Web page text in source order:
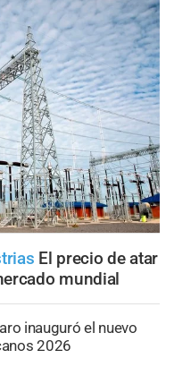
El precio de atar
mundial
inauguró el nuevo
2026